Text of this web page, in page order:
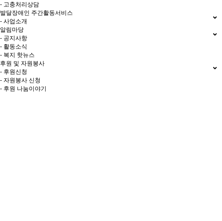
- 고충처리상담
발달장애인 주간활동서비스
- 사업소개
알림마당
- 공지사항
- 활동소식
- 복지 핫뉴스
후원 및 자원봉사
- 후원신청
- 자원봉사 신청
- 후원 나눔이야기